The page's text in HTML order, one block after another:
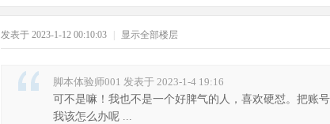
发表于 2023-1-12 00:10:03 显示全部楼层
脚本体验师001 发表于 2023-1-4 19:16
可不是嘛！我也不是一个好脾气的人，喜欢硬怼。把账
我该怎么办呢 ...